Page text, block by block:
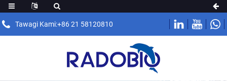
Tawagi Kami:+86 21 58120810